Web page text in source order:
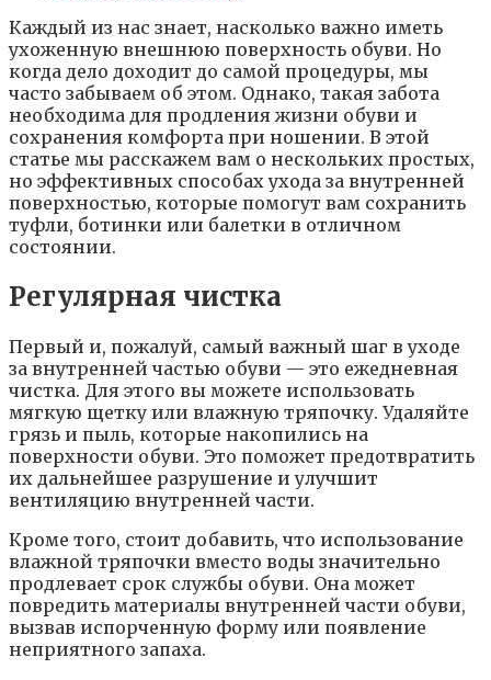
Каждый из нас знает, насколько важно иметь
ухоженную внешнюю поверхность обуви. Но
когда дело доходит до самой процедуры, мы
часто забываем об этом. Однако, такая забота
необходима для продления жизни обуви и
сохранения комфорта при ношении. В этой
статье мы расскажем вам о нескольких простых,
но эффективных способах ухода за внутренней
поверхностью, которые помогут вам сохранить
туфли, ботинки или балетки в отличном
состоянии.
Регулярная чистка
Первый и, пожалуй, самый важный шаг в уходе
за внутренней частью обуви — это ежедневная
чистка. Для этого вы можете использовать
мягкую щетку или влажную тряпочку. Удаляйте
грязь и пыль, которые накопились на
поверхности обуви. Это поможет предотвратить
их дальнейшее разрушение и улучшит
вентиляцию внутренней части.
Кроме того, стоит добавить, что использование
влажной тряпочки вместо воды значительно
продлевает срок службы обуви. Она может
повредить материалы внутренней части обуви,
вызвав испорченную форму или появление
неприятного запаха.